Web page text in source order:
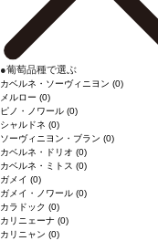
●葡萄品種で選ぶ
カベルネ・ソーヴィニヨン (0)
メルロー (0)
ピノ・ノワール (0)
シャルドネ (0)
ソーヴィニヨン・ブラン (0)
カベルネ・ドリオ (0)
カベルネ・ミトス (0)
ガメイ (0)
ガメイ・ノワール (0)
カラドック (0)
カリニェーナ (0)
カリニャン (0)